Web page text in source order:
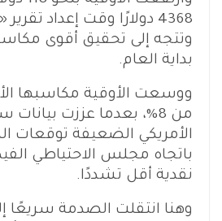
4368 دولارًا وقت إعداد
وتتجه إلى تحقيق أقوى
بداية العام.
ووسعت الأوقية مكاسبها
من 8%، بعدما عززت
الأمريكي الضعيفة توقعات
باتجاه مجلس الاحتياطي
نقدية أقل تشددًا.
وهنا انتقلت الصدمة